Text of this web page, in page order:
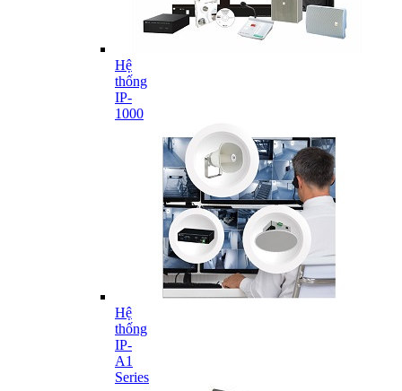
Hệ
thống
IP-
1000
Hệ
thống
IP-
A1
Series